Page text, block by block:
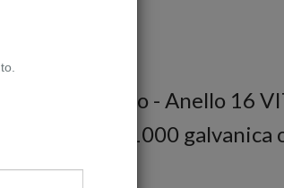
Rosato - Anello 16
925/1000 galvanica